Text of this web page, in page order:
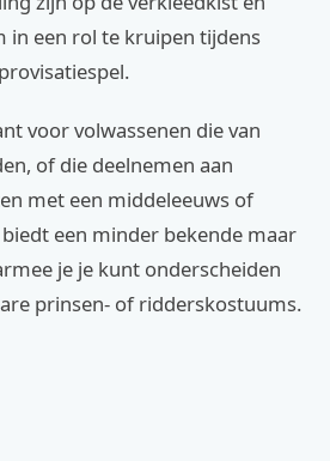
in een rol te kruipen tijdens
voor volwassenen die van
of die deelnemen aan
met een middeleeuws of
een minder bekende maar
je je kunt onderscheiden
prinsen- of ridderskostuums.